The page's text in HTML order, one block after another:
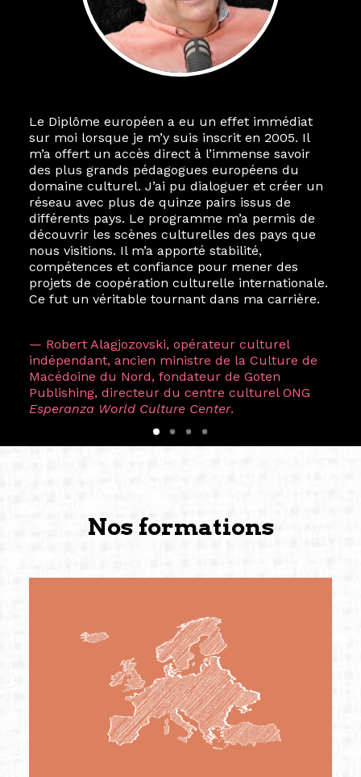
Le Diplôme européen a eu un effet immédiat
sur moi lorsque je m’y suis inscrit en 2005. Il
m’a offert un accès direct à l’immense savoir
des plus grands pédagogues européens du
domaine culturel. J’ai pu dialoguer et créer un
réseau avec plus de quinze pairs issus de
différents pays. Le programme m’a permis de
découvrir les scènes culturelles des pays que
nous visitions. Il m’a apporté stabilité,
compétences et confiance pour mener des
projets de coopération culturelle internationale.
Ce fut un véritable tournant dans ma carrière.
— Robert Alagjozovski, opérateur culturel
indépendant, ancien ministre de la Culture de
Macédoine du Nord, fondateur de Goten
Publishing, directeur du centre culturel ONG
Esperanza World Culture Center.
Nos formations